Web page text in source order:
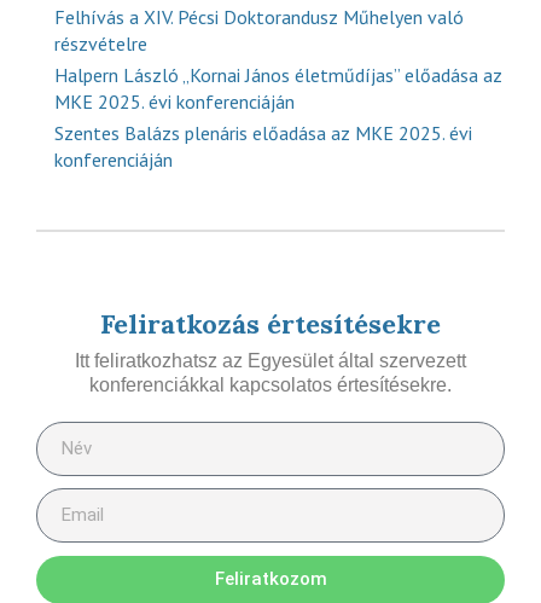
Felhívás a XIV. Pécsi Doktorandusz Műhelyen való
részvételre
Halpern László „Kornai János életműdíjas” előadása az
MKE 2025. évi konferenciáján
Szentes Balázs plenáris előadása az MKE 2025. évi
konferenciáján
Feliratkozás értesítésekre
Itt feliratkozhatsz az Egyesület által szervezett
konferenciákkal kapcsolatos értesítésekre.
Feliratkozom